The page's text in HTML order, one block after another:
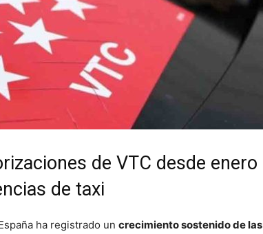
de VTC desde enero
de taxi
ha registrado un crecimiento sostenido de las